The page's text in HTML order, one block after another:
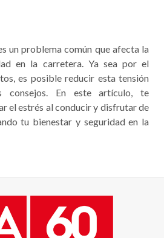
un problema común que afecta la
en la carretera. Ya sea por el
es posible reducir esta tensión
consejos. En este artículo, te
el estrés al conducir y disfrutar de
tu bienestar y seguridad en la